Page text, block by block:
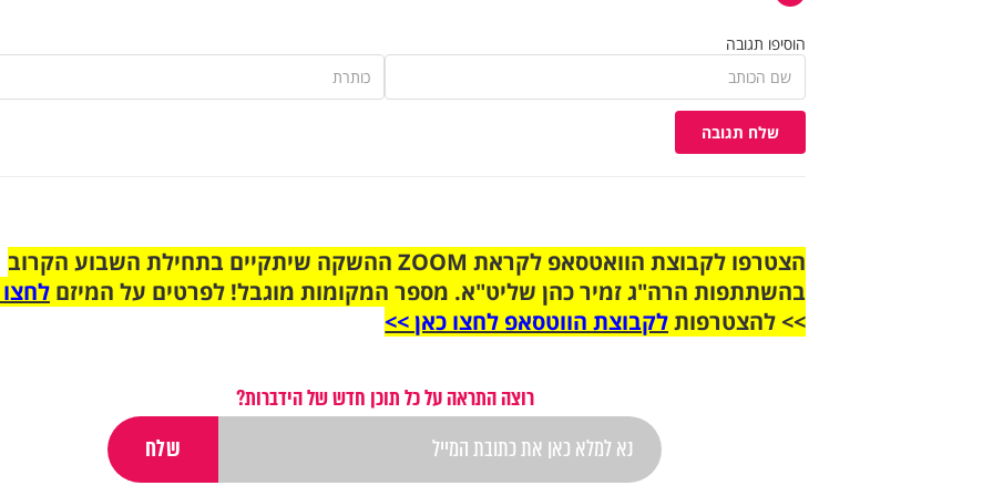
הוסיפו תגובה
שלח תגובה
הצטרפו לקבוצת הוואטסאפ לקראת ZOOM ההשקה שיתקיים בתחילת השבוע הקרוב
בהשתתפות הרה"ג זמיר כהן שליט"א. מספר המקומות מוגבל! לפרטים על המיזם
>> להצטרפותלקבוצת הווטסאפ לחצו כאן >>
רוצה התראה על כל תוכן חדש של הידברות?